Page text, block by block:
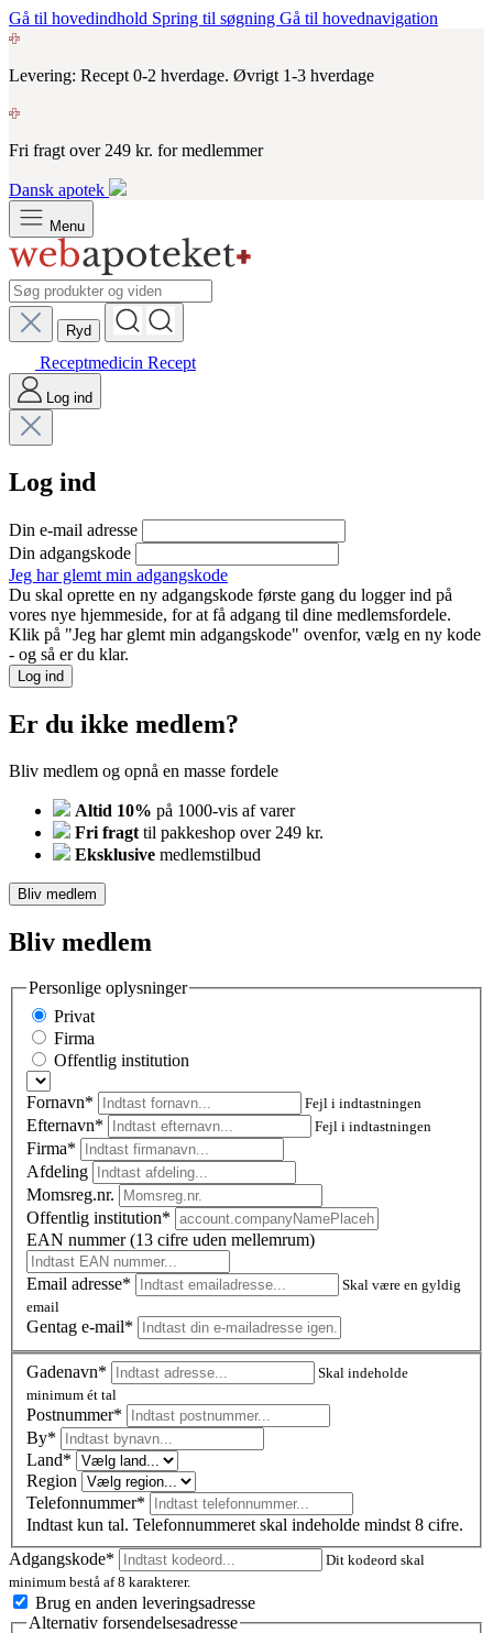
Gå til hovedindhold Spring til søgning Gå til hovednavigation
Levering: Recept 0-2 hverdage. Øvrigt 1-3 hverdage
Fri fragt over 249 kr. for medlemmer
Dansk apotek
Menu
Ryd
Receptmedicin Recept
Log ind
Log ind
Din e-mail adresse
Din adgangskode
Jeg har glemt min adgangskode
Du skal oprette en ny adgangskode første gang du logger ind på
vores nye hjemmeside, for at få adgang til dine medlemsfordele.
Klik på "Jeg har glemt min adgangskode" ovenfor, vælg en ny kode
- og så er du klar.
Log ind
Er du ikke medlem?
Bliv medlem og opnå en masse fordele
Altid 10% på 1000-vis af varer
Fri fragt til pakkeshop over 249 kr.
Eksklusive medlemstilbud
Bliv medlem
Bliv medlem
Personlige oplysninger
Privat
Firma
Offentlig institution
Fornavn* Fejl i indtastningen
Efternavn* Fejl i indtastningen
Firma*
Afdeling
Momsreg.nr.
Offentlig institution*
EAN nummer (13 cifre uden mellemrum)
Email adresse*
Skal være en gyldig
email
Gentag e-mail*
Gadenavn*
Skal indeholde
minimum ét tal
Postnummer*
By*
Land*
Region
Telefonnummer*
Indtast kun tal. Telefonnummeret skal indeholde mindst 8 cifre.
Adgangskode*
Dit kodeord skal
minimum bestå af 8 karakterer.
Brug en anden leveringsadresse
Alternativ forsendelsesadresse